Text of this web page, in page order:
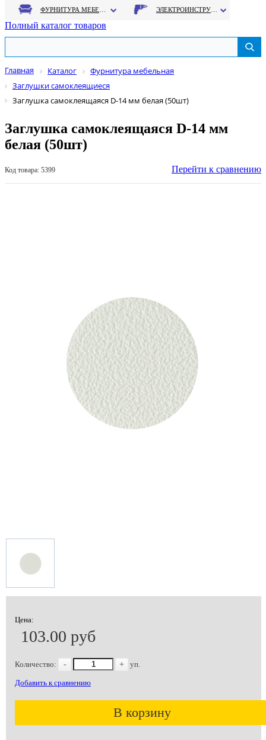
Полный каталог товаров
Главная Каталог
Фурнитура мебельная
Заглушки самоклеящиеся
Заглушка самоклеящаяся D-14 мм белая (50шт)
Заглушка самоклеящаяся D-14 мм
белая (50шт)
Код товара: 5399 Перейти к сравнению
Цена:
103.00 руб
Количество: - + уп.
Добавить к сравнению
В корзину